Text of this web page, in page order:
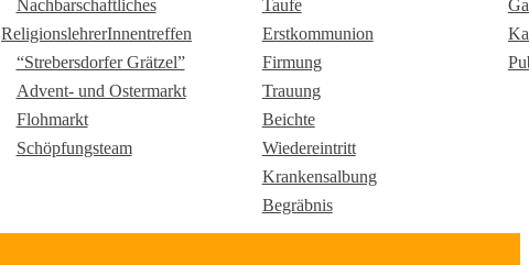
Nachbarschaftliches
ReligionslehrerInnentreffen
“Strebersdorfer Grätzel”
Advent- und Ostermarkt
Flohmarkt
Schöpfungsteam
Taufe
Erstkommunion
Firmung
Trauung
Beichte
Wiedereintritt
Krankensalbung
Begräbnis